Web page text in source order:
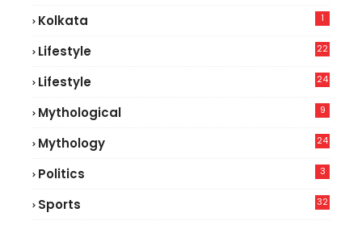
Kolkata 1
Lifestyle
22
Lifestyle
24
Mythological 9
Mythology 24
Politics 3
Sports 32